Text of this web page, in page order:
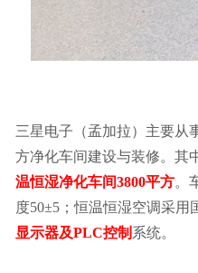
三星电子（孟加拉）主要从
方净化车间建设与装修。其
温恒湿净化车间3800平方。
度50±5；恒温恒湿空调采用
显示器及PLC控制 系统。